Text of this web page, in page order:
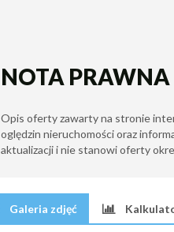
NOTA PRAWNA
Opis oferty zawarty na stronie
oględzin nieruchomości oraz
aktualizacji i nie stanowi oferty
Galeria zdjęć